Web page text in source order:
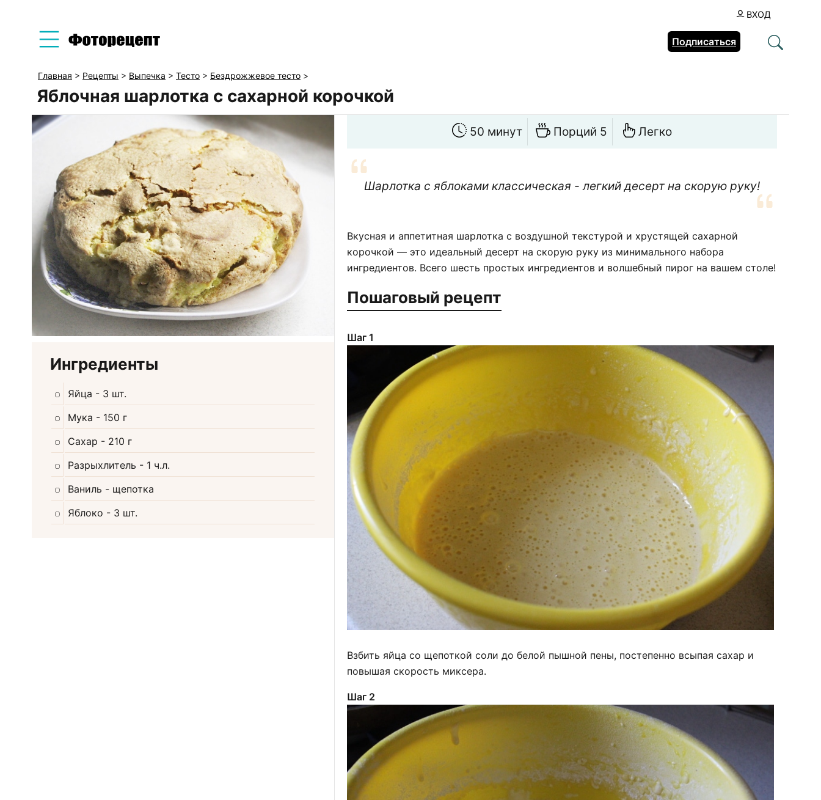
ВХОД
Подписаться
Главная > Рецепты > Выпечка > Тесто > Бездрожжевое тесто >
Яблочная шарлотка с сахарной корочкой
Ингредиенты
Яйца - 3 шт.
Мука - 150 г
Сахар - 210 г
Разрыхлитель - 1 ч.л.
Ваниль - щепотка
Яблоко - 3 шт.
50 минут Порций 5 Легко
Шарлотка с яблоками классическая - легкий десерт на скорую руку!
Вкусная и аппетитная шарлотка с воздушной текстурой и хрустящей сахарной
корочкой — это идеальный десерт на скорую руку из минимального набора
ингредиентов. Всего шесть простых ингредиентов и волшебный пирог на вашем столе!
Пошаговый рецепт
Шаг 1
Взбить яйца со щепоткой соли до белой пышной пены, постепенно всыпая сахар и
повышая скорость миксера.
Шаг 2